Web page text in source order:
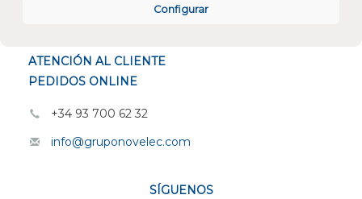
Configurar
ATENCIÓN AL CLIENTE
PEDIDOS ONLINE
+34 93 700 62 32
info@gruponovelec.com
SÍGUENOS